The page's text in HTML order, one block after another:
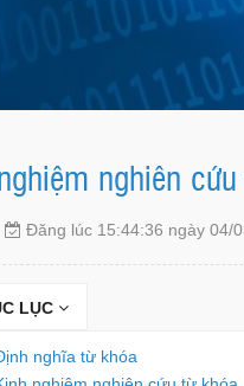
nghiên
Đăng lúc 15:44:36 ngày 04/
LỤC
nghĩa từ khóa